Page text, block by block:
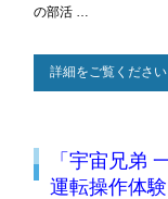
の部活 …
詳細をご覧くださ
「宇宙兄弟
運転操作体験